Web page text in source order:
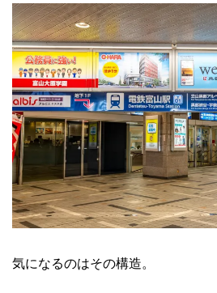
気になるのはその構造。